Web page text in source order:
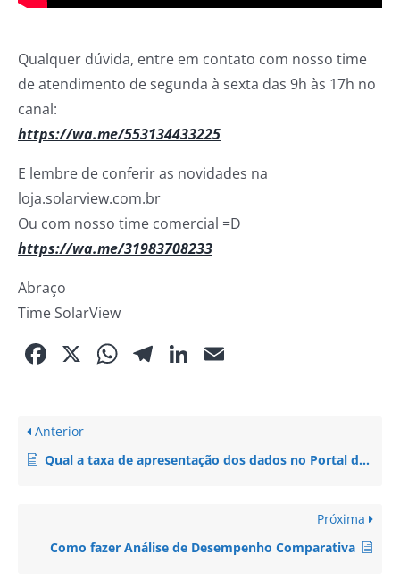
Qualquer dúvida, entre em contato com nosso time
de atendimento de segunda à sexta das 9h às 17h no
canal:
https://wa.me/553134433225
E lembre de conferir as novidades na
loja.solarview.com.br
Ou com nosso time comercial =D
https://wa.me/31983708233
Abraço
Time SolarView
Facebook
X WhatsApp
Telegram
LinkedIn
Anterior
Qual a taxa de apresentação dos dados no Portal de Monitoramento?
Próxima
Como fazer Análise de Desempenho Comparativa